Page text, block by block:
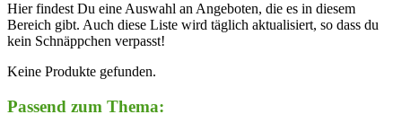
Hier findest Du eine Auswahl an Angeboten, die es in diesem
Bereich gibt. Auch diese Liste wird täglich aktualisiert, so dass du
kein Schnäppchen verpasst!
Keine Produkte gefunden.
Passend zum Thema: